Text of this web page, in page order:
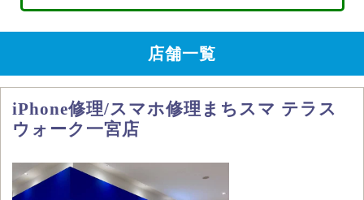
店舗一覧
iPhone修理/スマホ修理まちスマ テラス
ウォーク一宮店